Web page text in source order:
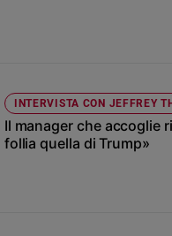
Caso
della
settimana
INTERVISTA CON JEFFREY
Il manager che accoglie
follia quella di Trump»